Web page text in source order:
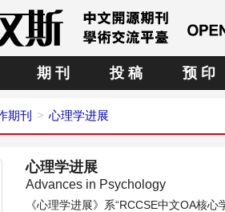
期 刊 投 稿 预 印
期刊 心理学进展
心理学进展
Advances in Psychology
《心理学进展》系“RCCSE中文OA核